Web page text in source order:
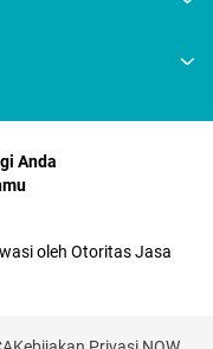
Anda
oleh Otoritas Jasa